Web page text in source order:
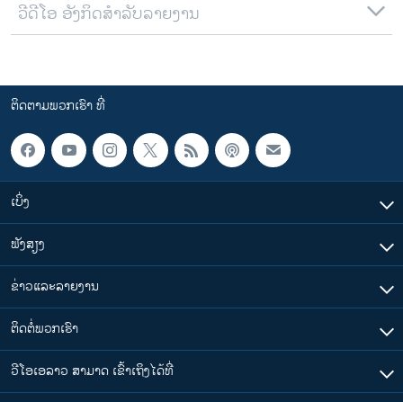
ວີດີໂອ ອັງກິດສຳລັບລາຍງານ
ຕິດຕາມພວກເຮົາ ທີ່
ເບິ່ງ
ຟັງສຽງ
ຂ່າວແລະລາຍງານ
ຕິດຕໍ່ພວກເຮົາ
ວີໂອເອລາວ ສາມາດ ເຂົ້າເຖິງໄດ້ທີ່